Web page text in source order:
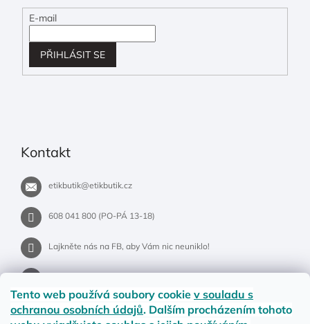
Tento web používá soubory cookie v souladu s
ochranou osobních údajů. Dalším procházením tohoto
E-mail
PŘIHLÁSIT SE
Kontakt
etikbutik@etikbutik.cz
608 041 800 (PO-PÁ 13-18)
Lajkněte nás na FB, aby Vám nic neuniklo!